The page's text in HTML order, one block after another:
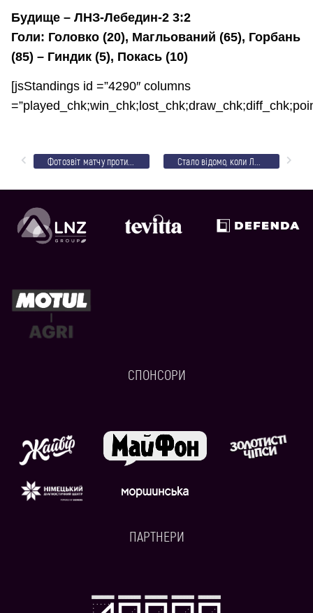
Будище – ЛНЗ-Лебедин-2 3:2
Голи: Головко (20), Магльований (65), Горбань
(85) – Гиндик (5), Покась (10)
[jsStandings id =”4290″ columns
СПОНСОРИ
ПАРТНЕРИ